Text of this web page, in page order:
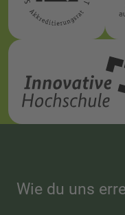
Wie du uns